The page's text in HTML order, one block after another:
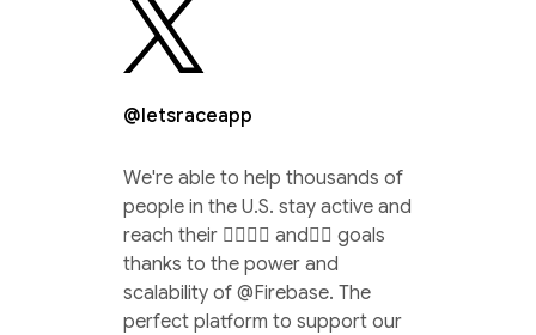
@letsraceapp
We're able to help thousands of
people in the U.S. stay active and
reach their 🏃‍♀️🚴‍♂️ and🏊‍♀️ goals
thanks to the power and
scalability of @Firebase. The
perfect platform to support our